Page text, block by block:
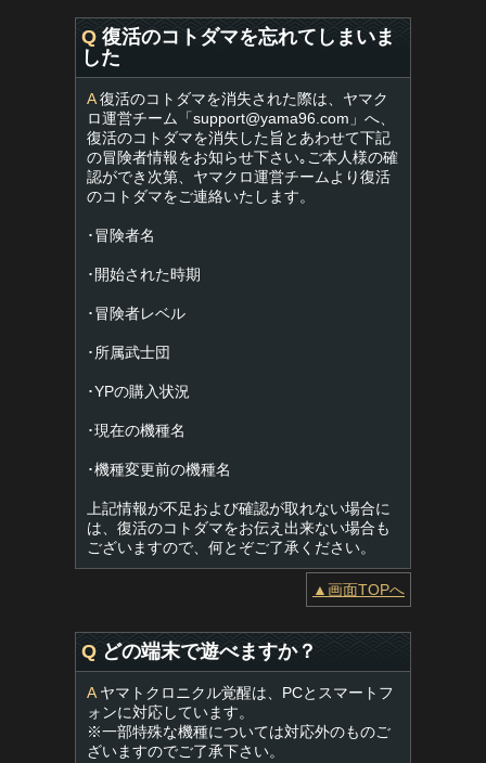
Q 復活のコトダマを忘れてしまいま
した
A復活のコトダマを消失された際は、ヤマク
ロ運営チーム「support@yama96.com 」へ、
復活のコトダマを消失した旨とあわせて下記
の冒険者情報をお知らせ下さい｡ご本人様の確
認ができ次第、ヤマクロ運営チームより復活
のコトダマをご連絡いたします。
･冒険者名
･開始された時期
･冒険者レベル
･所属武士団
･YPの購入状況
･現在の機種名
･機種変更前の機種名
上記情報が不足および確認が取れない場合に
は、復活のコトダマをお伝え出来ない場合も
ございますので、何とぞご了承ください。
▲画面TOPへ
Q どの端末で遊べますか？
Aヤマトクロニクル覚醒は、PCとスマートフ
ォンに対応しています。
※一部特殊な機種については対応外のものご
ざいますのでご了承下さい。